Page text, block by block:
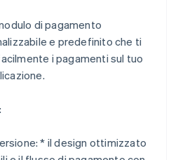
di pagamento
e predefinito che ti
i pagamenti sul tuo
* il design ottimizzato